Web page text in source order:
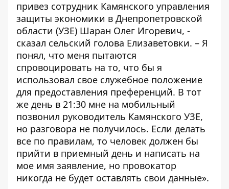
привез сотрудник Камянского управления
защиты экономики в Днепропетровской
области (УЗЕ) Шаран Олег Игоревич, -
сказал сельский голова Елизаветовки. – Я
понял, что меня пытаются
спровоцировать на то, что бы я
использовал свое служебное положение
для предоставления преференций. В тот
же день в 21:30 мне на мобильный
позвонил руководитель Камянского УЗЕ,
но разговора не получилось. Если делать
все по правилам, то человек должен бы
прийти в приемный день и написать на
мое имя заявление, но провокатор
никогда не будет оставлять свои данные».